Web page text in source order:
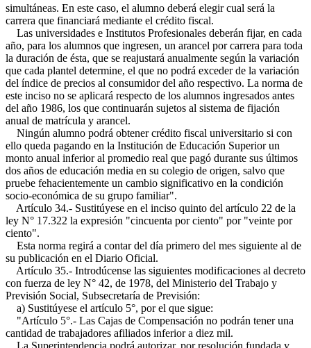
simultáneas. En este caso, el alumno deberá elegir cual será la
carrera que financiará mediante el crédito fiscal.
Las universidades e Institutos Profesionales deberán fijar, en cada
año, para los alumnos que ingresen, un arancel por carrera para toda
la duración de ésta, que se reajustará anualmente según la variación
que cada plantel determine, el que no podrá exceder de la variación
del índice de precios al consumidor del año respectivo. La norma de
este inciso no se aplicará respecto de los alumnos ingresados antes
del año 1986, los que continuarán sujetos al sistema de fijación
anual de matrícula y arancel.
Ningún alumno podrá obtener crédito fiscal universitario si con
ello queda pagando en la Institución de Educación Superior un
monto anual inferior al promedio real que pagó durante sus últimos
dos años de educación media en su colegio de origen, salvo que
pruebe fehacientemente un cambio significativo en la condición
socio-económica de su grupo familiar".
Artículo 34.- Sustitúyese en el inciso quinto del artículo 22 de la
ley N° 17.322 la expresión "cincuenta por ciento" por "veinte por
ciento".
Esta norma regirá a contar del día primero del mes siguiente al de
su publicación en el Diario Oficial.
Artículo 35.- Introdúcense las siguientes modificaciones al decreto
con fuerza de ley N° 42, de 1978, del Ministerio del Trabajo y
Previsión Social, Subsecretaría de Previsión:
a) Sustitúyese el artículo 5°, por el que sigue:
"Artículo 5°.- Las Cajas de Compensación no podrán tener una
cantidad de trabajadores afiliados inferior a diez mil.
La Superintendencia podrá autorizar, por resolución fundada y